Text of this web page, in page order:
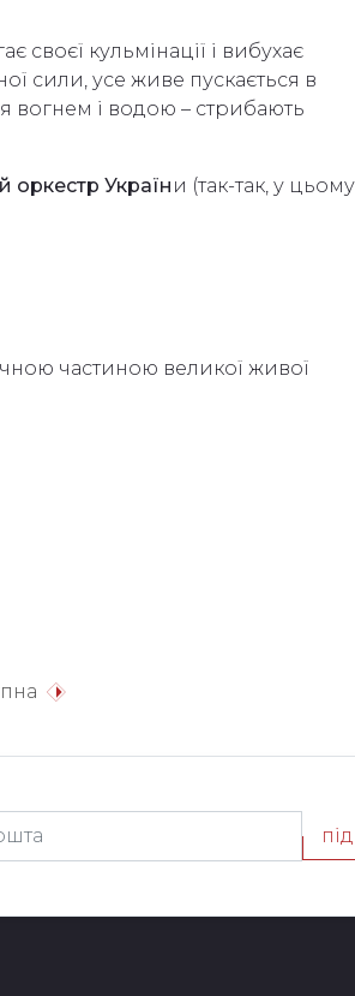
своєї кульмінації і вибухає
сили, усе живе пускається в
вогнем і водою – стрибають
оркестр Україн и (так-так, у цьому
частиною великої живої